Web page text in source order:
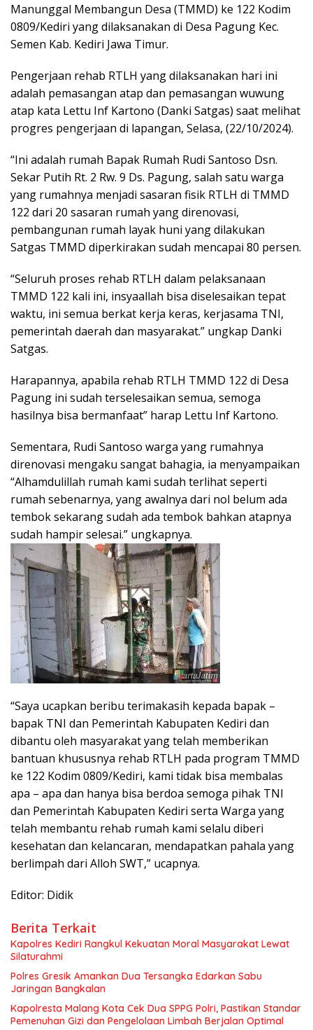
Manunggal Membangun Desa (TMMD) ke 122 Kodim
0809/Kediri yang dilaksanakan di Desa Pagung Kec.
Semen Kab. Kediri Jawa Timur.
Pengerjaan rehab RTLH yang dilaksanakan hari ini
adalah pemasangan atap dan pemasangan wuwung
atap kata Lettu Inf Kartono (Danki Satgas) saat melihat
progres pengerjaan di lapangan, Selasa, (22/10/2024).
“Ini adalah rumah Bapak Rumah Rudi Santoso Dsn.
Sekar Putih Rt. 2 Rw. 9 Ds. Pagung, salah satu warga
yang rumahnya menjadi sasaran fisik RTLH di TMMD
122 dari 20 sasaran rumah yang direnovasi,
pembangunan rumah layak huni yang dilakukan
Satgas TMMD diperkirakan sudah mencapai 80 persen.
“Seluruh proses rehab RTLH dalam pelaksanaan
TMMD 122 kali ini, insyaallah bisa diselesaikan tepat
waktu, ini semua berkat kerja keras, kerjasama TNI,
pemerintah daerah dan masyarakat.” ungkap Danki
Satgas.
Harapannya, apabila rehab RTLH TMMD 122 di Desa
Pagung ini sudah terselesaikan semua, semoga
hasilnya bisa bermanfaat” harap Lettu Inf Kartono.
Sementara, Rudi Santoso warga yang rumahnya
direnovasi mengaku sangat bahagia, ia menyampaikan
“Alhamdulillah rumah kami sudah terlihat seperti
rumah sebenarnya, yang awalnya dari nol belum ada
tembok sekarang sudah ada tembok bahkan atapnya
sudah hampir selesai.” ungkapnya.
“Saya ucapkan beribu terimakasih kepada bapak –
bapak TNI dan Pemerintah Kabupaten Kediri dan
dibantu oleh masyarakat yang telah memberikan
bantuan khususnya rehab RTLH pada program TMMD
ke 122 Kodim 0809/Kediri, kami tidak bisa membalas
apa – apa dan hanya bisa berdoa semoga pihak TNI
dan Pemerintah Kabupaten Kediri serta Warga yang
telah membantu rehab rumah kami selalu diberi
kesehatan dan kelancaran, mendapatkan pahala yang
berlimpah dari Alloh SWT,” ucapnya.
Editor: Didik
Berita Terkait
Kapolres Kediri Rangkul Kekuatan Moral Masyarakat Lewat
Silaturahmi
Polres Gresik Amankan Dua Tersangka Edarkan Sabu
Jaringan Bangkalan
Kapolresta Malang Kota Cek Dua SPPG Polri, Pastikan Standar
Pemenuhan Gizi dan Pengelolaan Limbah Berjalan Optimal